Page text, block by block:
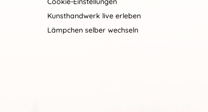
Kunsthandwerk live erleben
Lämpchen selber wechseln